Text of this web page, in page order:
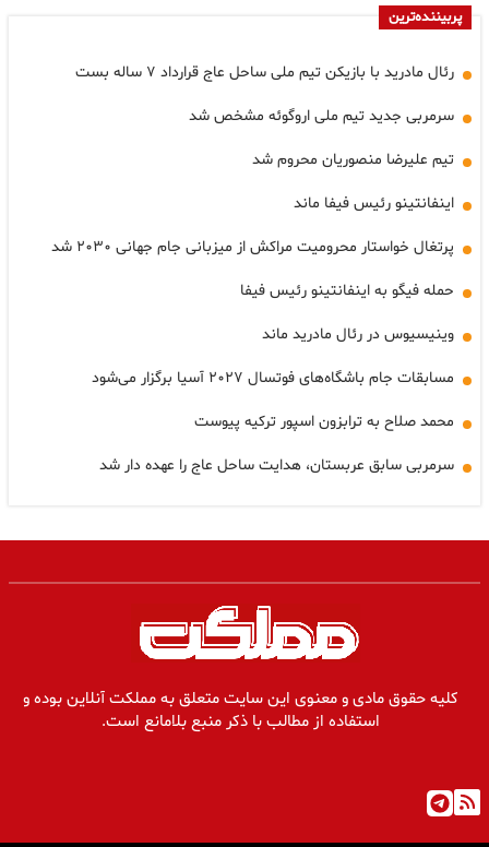
پربیننده‌ترین
رئال مادرید با بازیکن تیم ملی ساحل عاج قرارداد ۷ ساله بست
سرمربی جدید تیم ملی اروگوئه مشخص شد
تیم علیرضا منصوریان محروم شد
اینفانتینو رئیس فیفا ماند
پرتغال خواستار محرومیت مراکش از میزبانی جام جهانی ۲۰۳۰ شد
حمله فیگو به اینفانتینو رئیس فیفا
وینیسیوس در رئال مادرید ماند
مسابقات جام باشگاه‌های فوتسال ۲۰۲۷ آسیا برگزار می‌شود
محمد صلاح به ترابزون اسپور ترکیه پیوست
سرمربی سابق عربستان، هدایت ساحل عاج را عهده دار شد
کلیه حقوق مادی و معنوی این سایت متعلق به مملکت آنلاین بوده و
استفاده از مطالب با ذکر منبع بلامانع است.